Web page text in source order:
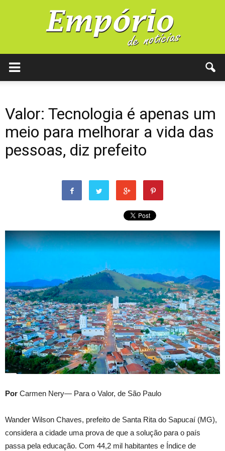
Valor: Tecnologia é apenas um
meio para melhorar a vida das
pessoas, diz prefeito
Por Carmen Nery— Para o Valor, de São Paulo
Wander Wilson Chaves, prefeito de Santa Rita do Sapucaí (MG),
considera a cidade uma prova de que a solução para o país
passa pela educação. Com 44,2 mil habitantes e Índice de